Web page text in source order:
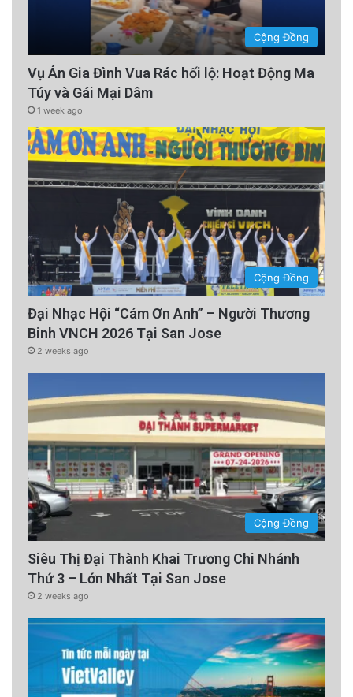
Cộng Đồng
Vụ Án Gia Đình Vua Rác hối lộ: Hoạt Động Ma
Túy và Gái Mại Dâm
1 week ago
Cộng Đồng
Đại Nhạc Hội “Cám Ơn Anh” – Người Thương
Binh VNCH 2026 Tại San Jose
2 weeks ago
Cộng Đồng
Siêu Thị Đại Thành Khai Trương Chi Nhánh
Thứ 3 – Lớn Nhất Tại San Jose
2 weeks ago